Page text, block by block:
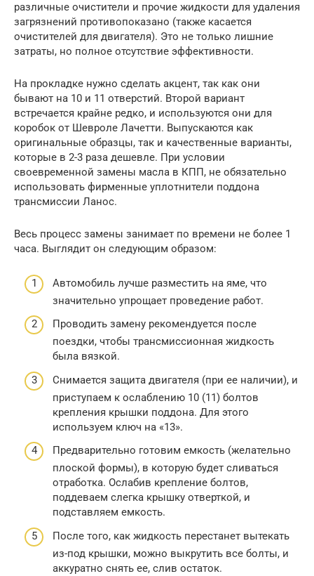
различные очистители и прочие жидкости для удаления
загрязнений противопоказано (также касается
очистителей для двигателя). Это не только лишние
затраты, но полное отсутствие эффективности.
На прокладке нужно сделать акцент, так как они
бывают на 10 и 11 отверстий. Второй вариант
встречается крайне редко, и используются они для
коробок от Шевроле Лачетти. Выпускаются как
оригинальные образцы, так и качественные варианты,
которые в 2-3 раза дешевле. При условии
своевременной замены масла в КПП, не обязательно
использовать фирменные уплотнители поддона
трансмиссии Ланос.
Весь процесс замены занимает по времени не более 1
часа. Выглядит он следующим образом:
Автомобиль лучше разместить на яме, что
значительно упрощает проведение работ.
Проводить замену рекомендуется после
поездки, чтобы трансмиссионная жидкость
была вязкой.
Снимается защита двигателя (при ее наличии), и
приступаем к ослаблению 10 (11) болтов
крепления крышки поддона. Для этого
используем ключ на «13».
Предварительно готовим емкость (желательно
плоской формы), в которую будет сливаться
отработка. Ослабив крепление болтов,
поддеваем слегка крышку отверткой, и
подставляем емкость.
После того, как жидкость перестанет вытекать
из-под крышки, можно выкрутить все болты, и
аккуратно снять ее, слив остаток.